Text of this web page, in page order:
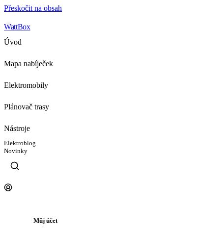
Přeskočit na obsah
WattBox
Úvod
Mapa nabíječek
Elektromobily
Plánovač trasy
Nástroje
Elektroblog
Novinky
Můj účet